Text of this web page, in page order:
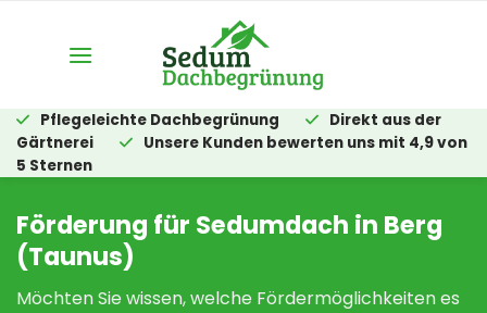
springen
Pflegeleichte Dachbegrünung
Direkt aus der
Gärtnerei
Unsere Kunden bewerten uns mit 4,9 von
5 Sternen
Förderung für Sedumdach in Berg
(Taunus)
Möchten Sie wissen, welche Fördermöglichkeiten es